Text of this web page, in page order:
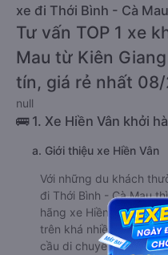
xe đi Thới Bình - Cà
Tư vấn TOP 1 xe
Mau từ Kiên
tín, giá rẻ nhất
null
🚌 1. Xe Hiền Vân khởi
a. Giới thiệu xe Hiền Vân
Với những du khách
đi Thới Bình - Cà Mau
hãng xe Hiền Vân. Với
trên khá nhiều tuyến
cầu di chuyển của